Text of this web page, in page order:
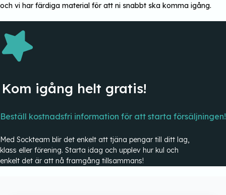
och vi har färdiga material för att ni snabbt ska komma igång.
Kom igång helt gratis!
Beställ kostnadsfri information för att starta försäljningen!
Med Sockteam blir det enkelt att tjäna pengar till ditt lag,
klass eller förening. Starta idag och upplev hur kul och
enkelt det är att nå framgång tillsammans!